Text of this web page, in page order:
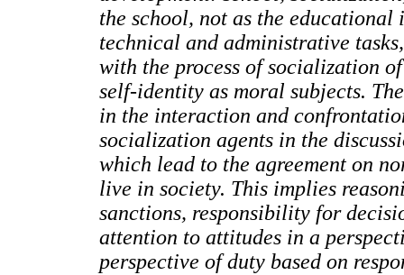
the school, not as the
technical and administrative
with the process of socialization
self-identity as moral subjects.
in the interaction and
socialization agents in the
which lead to the agreement on
live in society. This implies
sanctions, responsibility for
attention to attitudes in a
perspective of duty based on